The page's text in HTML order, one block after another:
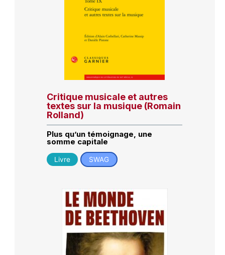
Critique musicale et autres
textes sur la musique (Romain
Rolland)
Plus qu’un témoignage, une
somme capitale
Livre SWAG